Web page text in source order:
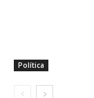
Política